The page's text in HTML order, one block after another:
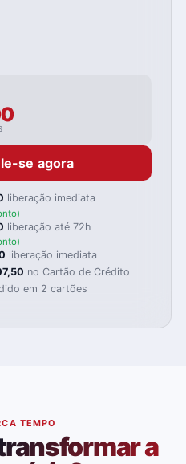
se agora
liberação imediata
liberação até 72h
liberação imediata
no Cartão de Crédito
em 2 cartões
TEMPO
a